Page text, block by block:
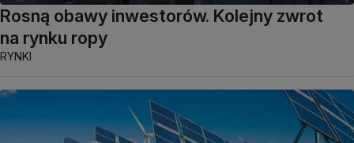
Rosną obawy inwestorów. Kolejny zwrot
na rynku ropy
RYNKI